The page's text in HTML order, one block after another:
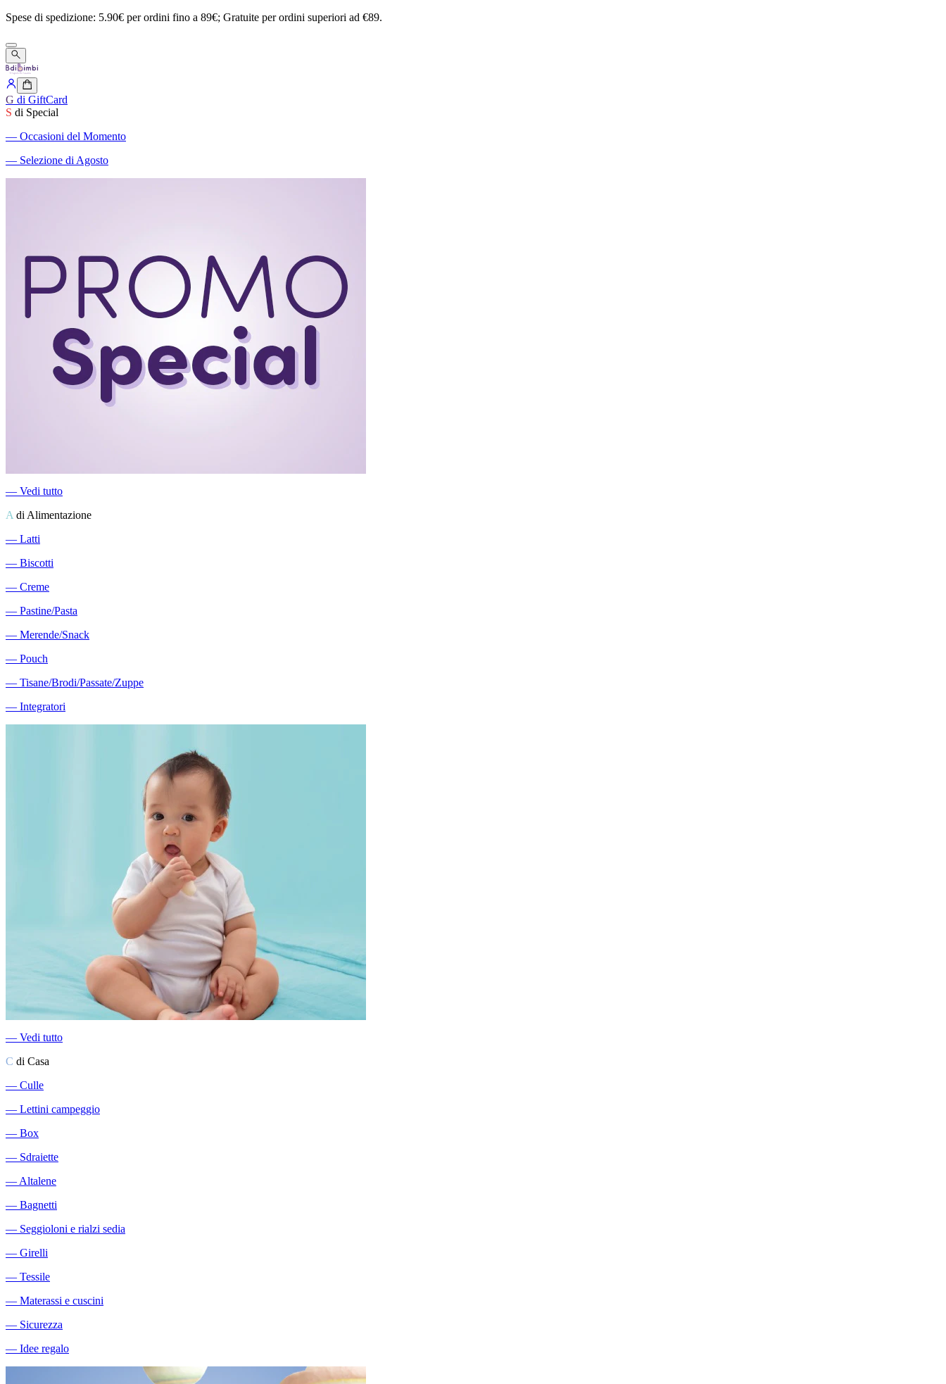
Spese di spedizione: 5.90€ perordini fino a 89€; Gratuite perordini superiori ad €89.
G di GiftCard
S di Special
― Occasioni del Momento
― Selezione di Agosto
― Vedi tutto
A di Alimentazione
― Latti
― Biscotti
― Creme
― Pastine/Pasta
― Merende/Snack
― Pouch
― Tisane/Brodi/Passate/Zuppe
― Integratori
― Vedi tutto
C di Casa
― Culle
― Lettini campeggio
― Box
― Sdraiette
― Altalene
― Bagnetti
― Seggioloni e rialzi sedia
― Girelli
― Tessile
― Materassi e cuscini
― Sicurezza
― Idee regalo